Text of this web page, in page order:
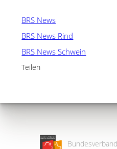
BRS News
BRS News Rind
BRS News Schwein
Teilen